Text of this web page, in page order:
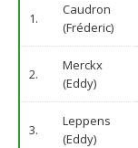
1.
Caudron
(Fréderic)
2.
Merckx
(Eddy)
3.
Leppens
(Eddy)